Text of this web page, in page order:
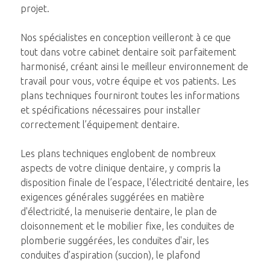
projet.
Nos spécialistes en conception veilleront à ce que
tout dans votre cabinet dentaire soit parfaitement
harmonisé, créant ainsi le meilleur environnement de
travail pour vous, votre équipe et vos patients. Les
plans techniques fourniront toutes les informations
et spécifications nécessaires pour installer
correctement l’équipement dentaire.
Les plans techniques englobent de nombreux
aspects de votre clinique dentaire, y compris la
disposition finale de l’espace, l'électricité dentaire, les
exigences générales suggérées en matière
d'électricité, la menuiserie dentaire, le plan de
cloisonnement et le mobilier fixe, les conduites de
plomberie suggérées, les conduites d'air, les
conduites d’aspiration (succion), le plafond